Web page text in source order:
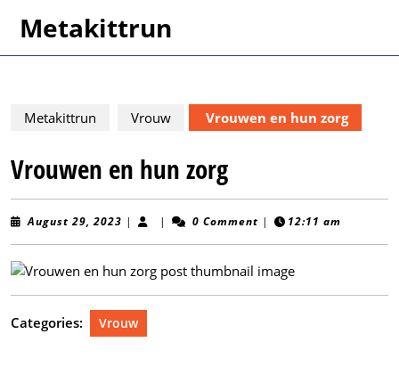
Metakittrun
Metakittrun Vrouw Vrouwen en hun zorg
Vrouwen en hun zorg
August 29, 2023 August
| | 0 Comment | 12:11 am
Categories: Vrouw